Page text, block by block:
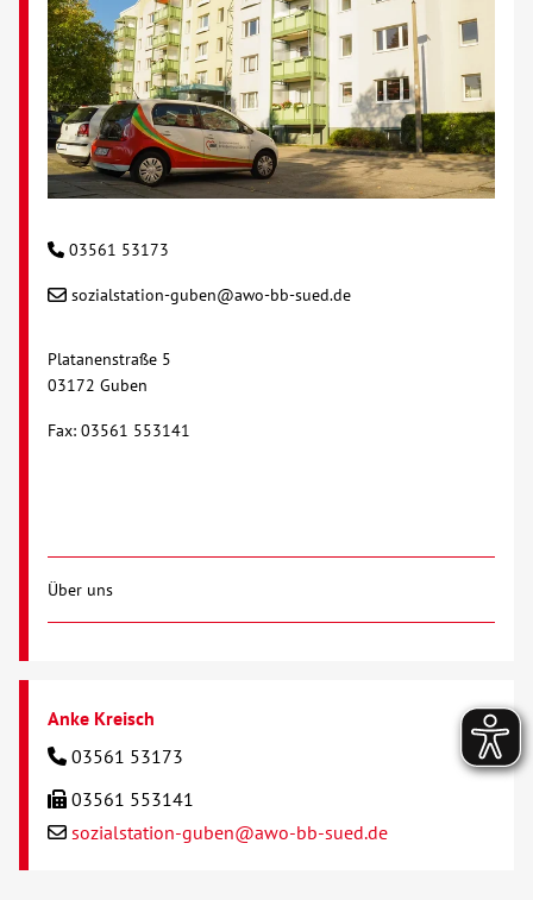
03561 53173
sozialstation-guben@awo-bb-sued.de
Platanenstraße 5
03172 Guben
Fax: 03561 553141
Über uns
Anke Kreisch
03561 53173
03561 553141
sozialstation-guben@awo-bb-sued.de